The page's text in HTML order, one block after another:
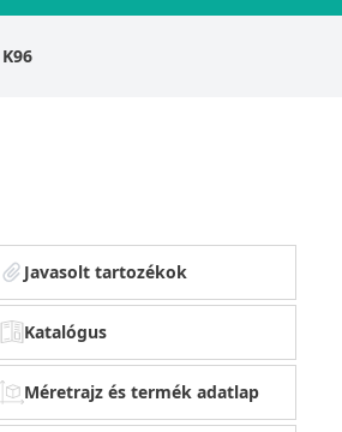
Javasolt tartozékok
Katalógus
Méretrajz és termék adatlap